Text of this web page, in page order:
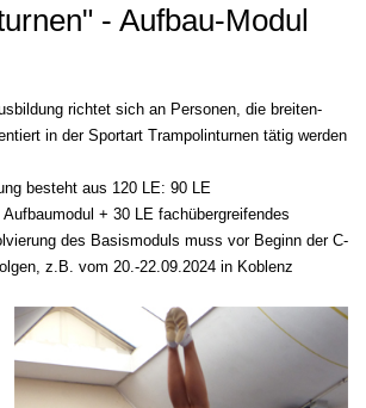
- Aufbau-Modul
richtet sich an Personen, die breiten-
in der Sportart Trampolinturnen tätig werden
besteht aus 120 LE: 90 LE
+ 30 LE fachübergreifendes
des Basismoduls muss vor Beginn der C-
z.B. vom 20.-22.09.2024 in Koblenz